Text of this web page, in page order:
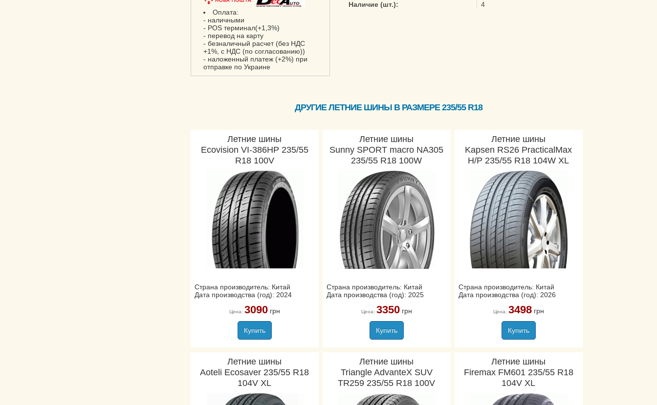
Оплата:
- наличными
- POS терминал(+1,3%)
- перевод на карту
- безналичный расчет (без НДС
+1%, с НДС (по согласованию))
- наложенный платеж (+2%) при
отправке по Украине
Наличие (шт.):
4
ДРУГИЕ ЛЕТНИЕ ШИНЫ В РАЗМЕРЕ 235/55 R18
Летние шины
Ecovision VI-386HP 235/55
R18 100V
Страна производитель: Китай
Дата производства (год): 2024
Цена: 3090грн
Купить
Летние шины
Sunny SPORT macro NA305
235/55 R18 100W
Страна производитель: Китай
Дата производства (год): 2025
Цена: 3350грн
Купить
Летние шины
Kapsen RS26 PracticalMax
H/P 235/55 R18 104W XL
Страна производитель: Китай
Дата производства (год): 2026
Цена: 3498грн
Купить
Летние шины
Aoteli Ecosaver 235/55 R18
104V XL
Летние шины
Triangle AdvanteX SUV
TR259 235/55 R18 100V
Летние шины
Firemax FM601 235/55 R18
104V XL